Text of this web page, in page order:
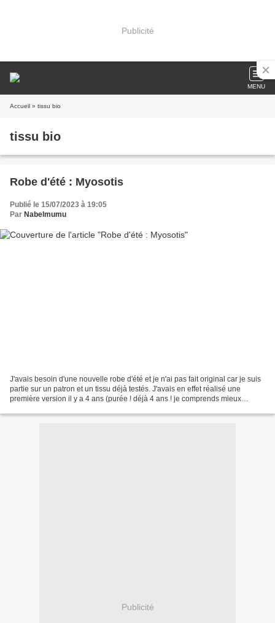
Publicité
MENU
Accueil » tissu bio
tissu bio
Robe d'été : Myosotis
Publié le 15/07/2023 à 19:05
Par Nabelmumu
J'avais besoin d'une nouvelle robe d'été et je n'ai pas fait original car je suis
partie sur un patron et un tissu déjà testés. J'avais en effet réalisé une
première version il y a 4 ans (purée ! déjà 4 ans ! je comprends mieux
Publicité